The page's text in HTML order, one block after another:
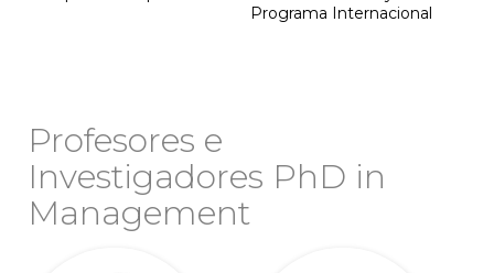
Programa Internacional
Profesores e
Investigadores PhD in
Management